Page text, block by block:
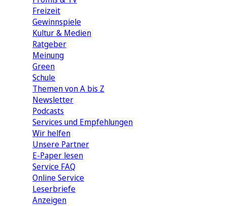
Freizeit
Gewinnspiele
Kultur & Medien
Ratgeber
Meinung
Green
Schule
Themen von A bis Z
Newsletter
Podcasts
Services und Empfehlungen
Wir helfen
Unsere Partner
E-Paper lesen
Service FAQ
Online Service
Leserbriefe
Anzeigen